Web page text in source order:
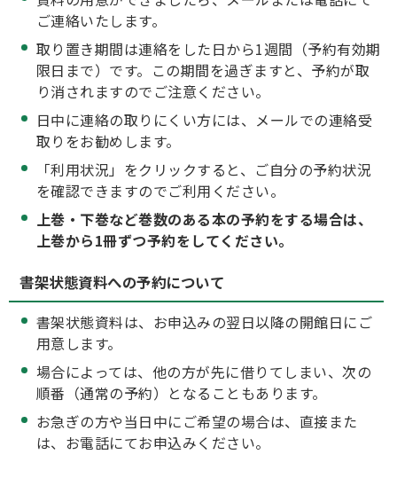
ご連絡いたします。
取り置き期間は連絡をした日から1週間（予約有効期
限日まで）です。この期間を過ぎますと、予約が取
り消されますのでご注意ください。
日中に連絡の取りにくい方には、メールでの連絡受
取りをお勧めします。
「利用状況」をクリックすると、ご自分の予約状況
を確認できますのでご利用ください。
上巻・下巻など巻数のある本の予約をする場合は、
上巻から1冊ずつ予約をしてください。
書架状態資料への予約について
書架状態資料は、お申込みの翌日以降の開館日にご
用意します。
場合によっては、他の方が先に借りてしまい、次の
順番（通常の予約）となることもあります。
お急ぎの方や当日中にご希望の場合は、直接また
は、お電話にてお申込みください。